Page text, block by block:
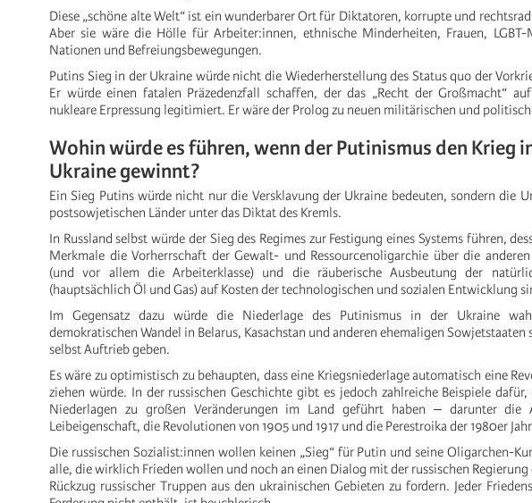
Diese „schöne alte Welt“ ist ein wunderbarer Ort für Diktatoren, korrupte und
Aber sie wäre die Hölle für Arbeiter:innen, ethnische Minderheiten, Frauen, LGBT-
Nationen und Befreiungsbewegungen.
Putins Sieg in der Ukraine würde nicht die Wiederherstellung des Status quo der
Er würde einen fatalen Präzedenzfall schaffen, der das „Recht der Großmacht“
nukleare Erpressung legitimiert. Er wäre der Prolog zu neuen militärischen und
Wohin würde es führen, wenn der Putinismus den Krieg
Ukraine gewinnt?
Ein Sieg Putins würde nicht nur die Versklavung der Ukraine bedeuten, sondern die
postsowjetischen Länder unter das Diktat des Kremls.
In Russland selbst würde der Sieg des Regimes zur Festigung eines Systems führen,
Merkmale die Vorherrschaft der Gewalt- und Ressourcenoligarchie über die anderen
(und vor allem die Arbeiterklasse) und die räuberische Ausbeutung der
(hauptsächlich Öl und Gas) auf Kosten der technologischen und sozialen Entwicklung
Im Gegensatz dazu würde die Niederlage des Putinismus in der Ukraine
demokratischen Wandel in Belarus, Kasachstan und anderen ehemaligen Sowjetstaaten
selbst Auftrieb geben.
Es wäre zu optimistisch zu behaupten, dass eine Kriegsniederlage automatisch eine
ziehen würde. In der russischen Geschichte gibt es jedoch zahlreiche Beispiele
Niederlagen zu großen Veränderungen im Land geführt haben ‒ darunter die
Leibeigenschaft, die Revolutionen von 1905 und 1917 und die Perestroika der 1980er
Die russischen Sozialist:innen wollen keinen „Sieg“ für Putin und seine Oligarchen-
alle, die wirklich Frieden wollen und noch an einen Dialog mit der russischen Regierung
Rückzug russischer Truppen aus den ukrainischen Gebieten zu fordern. Jeder